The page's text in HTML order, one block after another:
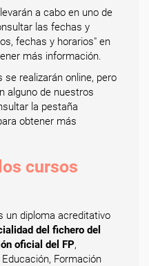
a cabo en uno de
las fechas y
fechas y horarios" en
más información.
realizarán online, pero
alguno de nuestros
la pestaña
obtener más
cursos
un diploma acreditativo
del fichero del
oficial del FP,
Formación